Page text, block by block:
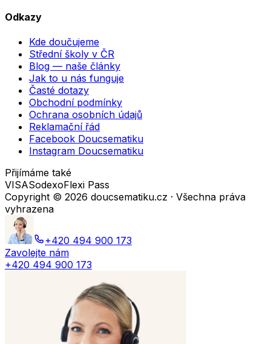
Odkazy
Kde doučujeme
Střední školy v ČR
Blog — naše články
Jak to u nás funguje
Časté dotazy
Obchodní podmínky
Ochrana osobních údajů
Reklamační řád
Facebook Doucsematiku
Instagram Doucsematiku
Přijímáme také
VISASodexoFlexi Pass
Copyright © 2026 doucsematiku.cz · Všechna práva
vyhrazena
+420 494 900 173
Zavolejte nám
+420 494 900 173